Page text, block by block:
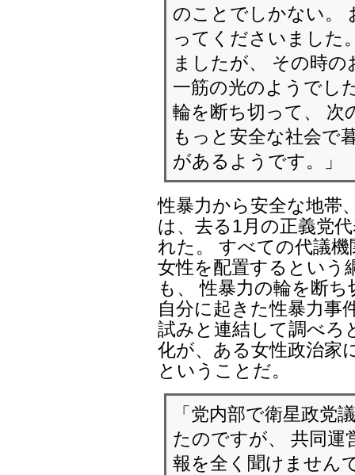
のことでしかない。
ってくださいました
ましたが、 その時
一筋の光のようでし
輪を断ち切って、 次
もっと安全な社会で
があるようです。」
性暴力から安全な地帯
は、去る1月の正義党
れた。 すべての代議
女性を配置するという
も、 性暴力の輪を断
自分に起きた性暴力事
試みと連結して調べろ
化が、ある女性政治家
ということだ。
「党内部で衛星政党
たのですが、 共同運
報を全く聞けません